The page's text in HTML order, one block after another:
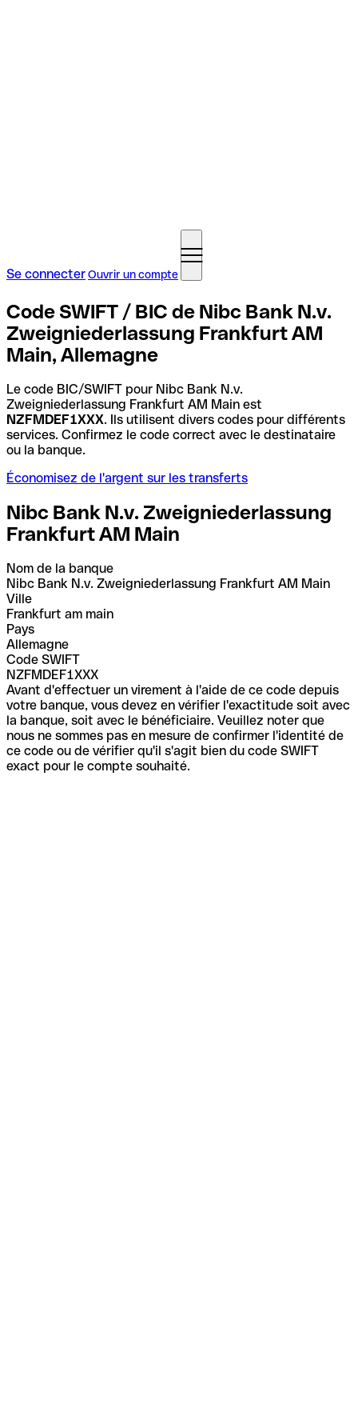
Se connecterOuvrir un compte
Code SWIFT / BIC de Nibc Bank N.v.
Zweigniederlassung Frankfurt AM
Main, Allemagne
Le code BIC/SWIFT pour Nibc Bank N.v.
Zweigniederlassung Frankfurt AM Main est
NZFMDEF1XXX. Ils utilisent divers codes pour différents
services. Confirmez le code correct avec le destinataire
ou la banque.
Économisez de l'argent sur les transferts
Nibc Bank N.v. Zweigniederlassung
Frankfurt AM Main
Nom de la banque
Nibc Bank N.v. Zweigniederlassung Frankfurt AM Main
Ville
Frankfurt am main
Pays
Allemagne
Code SWIFT
NZFMDEF1XXX
Avant d'effectuer un virement à l'aide de ce code depuis
votre banque, vous devez en vérifier l'exactitude soit avec
la banque, soit avec le bénéficiaire. Veuillez noter que
nous ne sommes pas en mesure de confirmer l'identité de
ce code ou de vérifier qu'il s'agit bien du code SWIFT
exact pour le compte souhaité.